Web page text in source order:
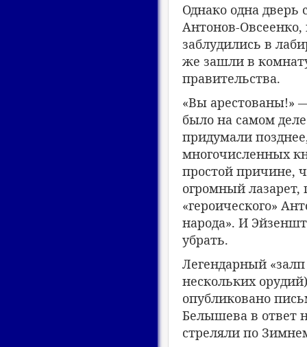
Однако одна дверь
Антонов-Овсеенко,
заблудились в
же зашли в
правительства.
«Вы арестованы!»
было на самом
придумали
многочисленных
простой причине,
огромный лазарет,
«героического»
народа». И
убрать.
Легендарный
нескольких
опубликовано
Белышева в ответ
стреляли по